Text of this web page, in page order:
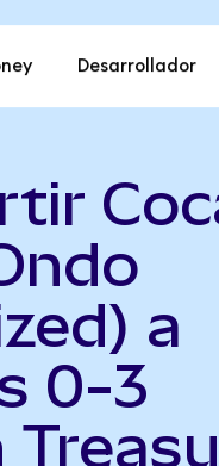
Desarrollador
a
0-3